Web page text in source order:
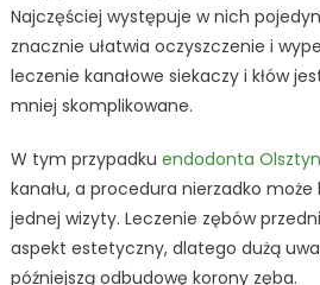
Najczęściej występuje w nich
znacznie ułatwia oczyszczenie i
leczenie kanałowe siekaczy i kłów
mniej skomplikowane.
W tym przypadku endodonta Olsztyn
kanału, a procedura nierzadko
jednej wizyty. Leczenie zębów
aspekt estetyczny, dlatego dużą
późniejszą odbudowę korony zęba.